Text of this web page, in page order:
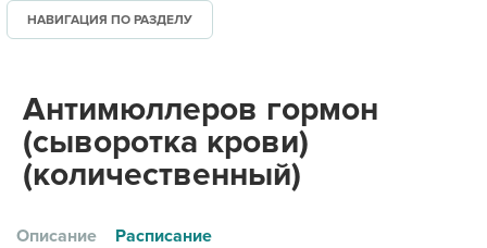
ПАЦИЕНТУ
ПРАВОВАЯ ИНФОРМАЦИЯ
НАВИГАЦИЯ ПО РАЗДЕЛУ
Антимюллеров гормон
(сыворотка крови)
(количественный)
Описание Расписание